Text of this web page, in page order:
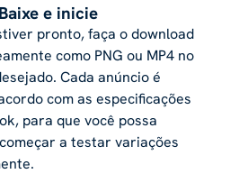
e inicie
pronto, faça o download
como PNG ou MP4 no
Cada anúncio é
com as especificações
para que você possa
a testar variações